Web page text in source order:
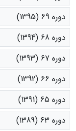
دوره 69 (1395)
دوره 68 (1394)
دوره 67 (1393)
دوره 66 (1392)
دوره 65 (1391)
دوره 63 (1389)